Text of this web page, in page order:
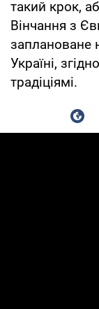
такий крок,
Вінчання з
заплановане
Україні,
традіціямі.